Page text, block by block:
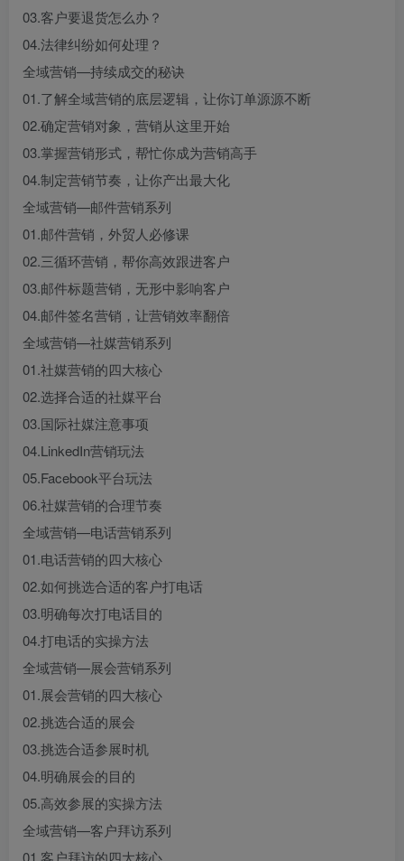
03.客户要退货怎么办？
04.法律纠纷如何处理？
全域营销—持续成交的秘诀
01.了解全域营销的底层逻辑，让你订单源源不断
02.确定营销对象，营销从这里开始
03.掌握营销形式，帮忙你成为营销高手
04.制定营销节奏，让你产出最大化
全域营销—邮件营销系列
01.邮件营销，外贸人必修课
02.三循环营销，帮你高效跟进客户
03.邮件标题营销，无形中影响客户
04.邮件签名营销，让营销效率翻倍
全域营销—社媒营销系列
01.社媒营销的四大核心
02.选择合适的社媒平台
03.国际社媒注意事项
04.LinkedIn营销玩法
05.Facebook平台玩法
06.社媒营销的合理节奏
全域营销—电话营销系列
01.电话营销的四大核心
02.如何挑选合适的客户打电话
03.明确每次打电话目的
04.打电话的实操方法
全域营销—展会营销系列
01.展会营销的四大核心
02.挑选合适的展会
03.挑选合适参展时机
04.明确展会的目的
05.高效参展的实操方法
全域营销—客户拜访系列
01.客户拜访的四大核心